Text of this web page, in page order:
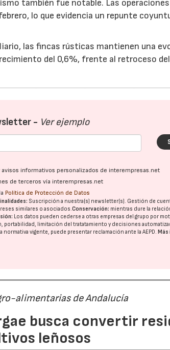
también fue notable. Las
lo que evidencia un repunte
las fincas rústicas mantienen una
del 0,6%, frente al retroceso
- Ver ejemplo
informativos personalizados de interempresas.net
de terceros vía interempresas.net
Política de Protección de Datos
Suscripción a nuestra(s) newsletter(s). Gestión de
similares o asociados.Conservación: mientras dure la
Los datos pueden cederse a otras empresas del grupo por
limitación del tratatamiento y decisiones
normativa vigente, puede presentar reclamación ante laAEPD.
alimentarias de Andalucía
busca convertir
leñosos
23/07/2026